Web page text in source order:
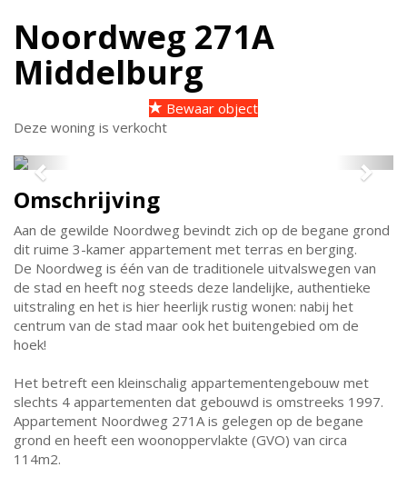
Noordweg 271A
Middelburg
Bewaar object
Deze woning is verkocht
Previous Next
Omschrijving
Aan de gewilde Noordweg bevindt zich op de begane grond
dit ruime 3-kamer appartement met terras en berging.
De Noordweg is één van de traditionele uitvalswegen van
de stad en heeft nog steeds deze landelijke, authentieke
uitstraling en het is hier heerlijk rustig wonen: nabij het
centrum van de stad maar ook het buitengebied om de
hoek!
Het betreft een kleinschalig appartementengebouw met
slechts 4 appartementen dat gebouwd is omstreeks 1997.
Appartement Noordweg 271A is gelegen op de begane
grond en heeft een woonoppervlakte (GVO) van circa
114m2.